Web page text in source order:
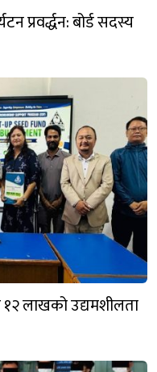
प्रवर्द्धन: बोर्ड सदस्य
१२ लाखको उद्यमशीलता